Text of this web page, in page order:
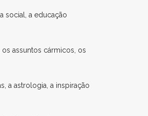
social, a educação
assuntos cármicos, os
a astrologia, a inspiração